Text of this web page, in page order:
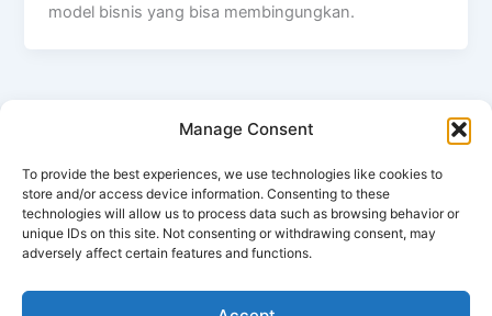
Manage Consent
To provide the best experiences, we use technologies like cookies to
store and/or access device information. Consenting to these
technologies will allow us to process data such as browsing behavior or
unique IDs on this site. Not consenting or withdrawing consent, may
adversely affect certain features and functions.
model bisnis yang bisa membingungkan.
1 … 4 5
13
Next→
Copyright © 2026 Tabloid Peluang Usaha